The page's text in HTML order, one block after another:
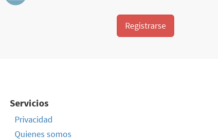
Registrarse
Servicios
Privacidad
Quienes somos